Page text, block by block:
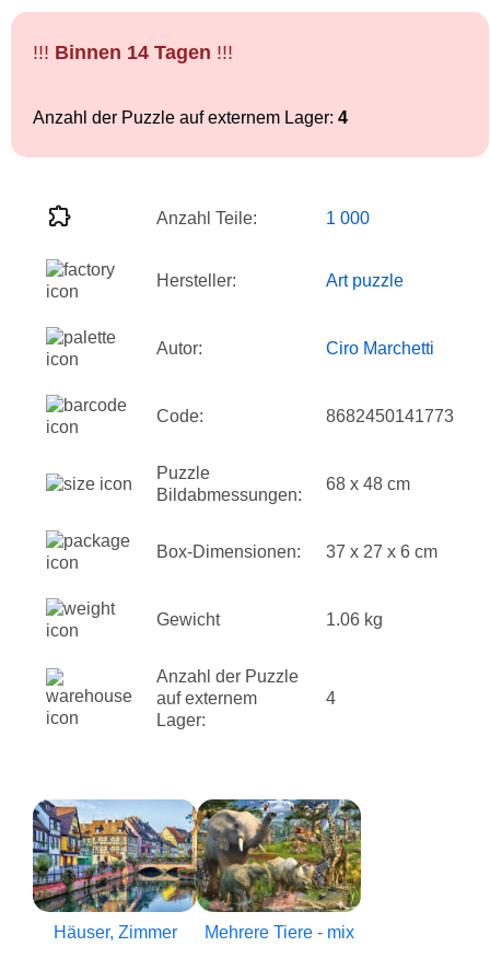
!!! Binnen 14 Tagen !!!
Anzahl der Puzzle auf externem Lager: 4
Anzahl Teile: 1 000
Hersteller: Art puzzle
Autor: Ciro Marchetti
Code: 8682450141773
Puzzle
Bildabmessungen:
68 x 48 cm
Box-Dimensionen: 37 x 27 x 6 cm
Gewicht 1.06 kg
Anzahl der Puzzle
auf externem
Lager:
4
Häuser, Zimmer Mehrere Tiere - mix